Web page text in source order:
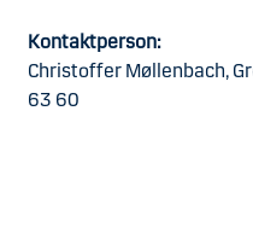
Kontaktperson:
Christoffer Møllenbach,
63 60